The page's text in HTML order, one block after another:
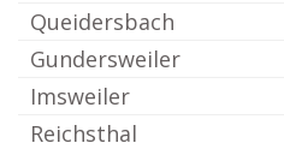
Queidersbach
Gundersweiler
Imsweiler
Reichsthal